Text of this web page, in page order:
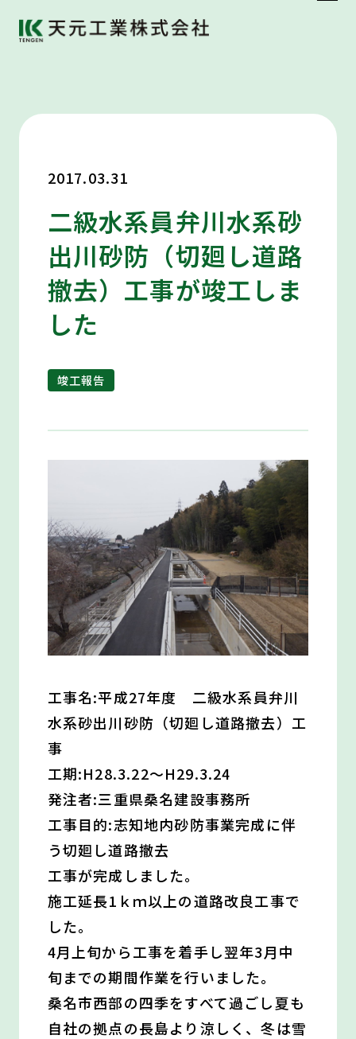
2017.03.31
二級水系員弁川水系砂
出川砂防（切廻し道路
撤去）工事が竣工しま
した
竣工報告
工事名:平成27年度 二級水系員弁川
水系砂出川砂防（切廻し道路撤去）工
事
工期:H28.3.22〜H29.3.24
発注者:三重県桑名建設事務所
工事目的:志知地内砂防事業完成に伴
う切廻し道路撤去
工事が完成しました。
施工延長1ｋｍ以上の道路改良工事で
した。
4月上旬から工事を着手し翌年3月中
旬までの期間作業を行いました。
桑名市西部の四季をすべて過ごし夏も
自社の拠点の長島より涼しく、冬は雪